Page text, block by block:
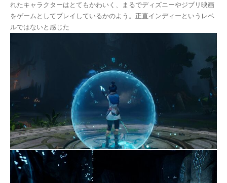
れたキャラクターはとてもかわいく、まるでディズニーやジブリ映画
をゲームとしてプレイしているかのよう。正直インディーというレベ
ルではないと感じた